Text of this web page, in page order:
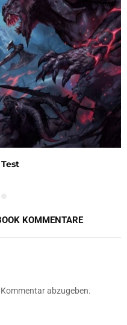
KOMMENTARE
abzugeben.